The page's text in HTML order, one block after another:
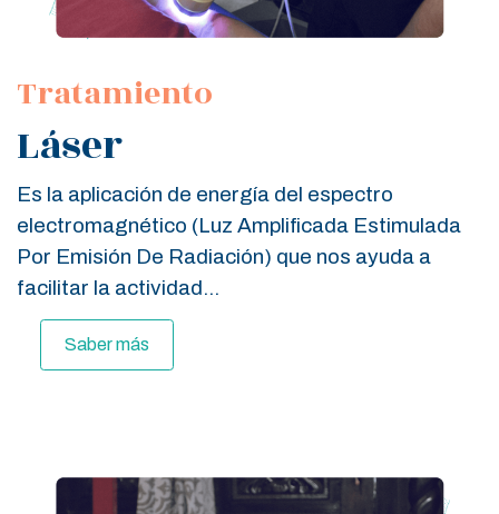
Tratamiento
Láser
Es la aplicación de energía del espectro
electromagnético (Luz Amplificada Estimulada
Por Emisión De Radiación) que nos ayuda a
facilitar la actividad...
Saber más